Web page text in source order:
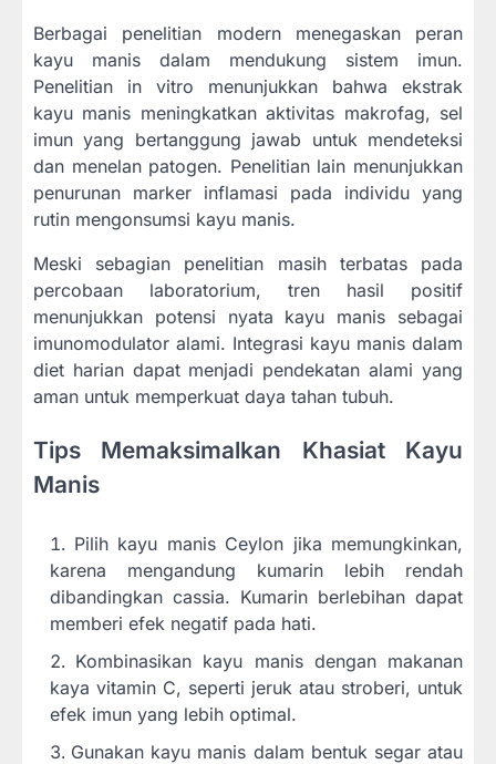
Berbagai penelitian modern menegaskan peran
kayu manis dalam mendukung sistem imun.
Penelitian in vitro menunjukkan bahwa ekstrak
kayu manis meningkatkan aktivitas makrofag, sel
imun yang bertanggung jawab untuk mendeteksi
dan menelan patogen. Penelitian lain menunjukkan
penurunan marker inflamasi pada individu yang
rutin mengonsumsi kayu manis.
Meski sebagian penelitian masih terbatas pada
percobaan laboratorium, tren hasil positif
menunjukkan potensi nyata kayu manis sebagai
imunomodulator alami. Integrasi kayu manis dalam
diet harian dapat menjadi pendekatan alami yang
aman untuk memperkuat daya tahan tubuh.
Tips Memaksimalkan Khasiat Kayu
Manis
Pilih kayu manis Ceylon jika memungkinkan,
karena mengandung kumarin lebih rendah
dibandingkan cassia. Kumarin berlebihan dapat
memberi efek negatif pada hati.
Kombinasikan kayu manis dengan makanan
kaya vitamin C, seperti jeruk atau stroberi, untuk
efek imun yang lebih optimal.
Gunakan kayu manis dalam bentuk segar atau